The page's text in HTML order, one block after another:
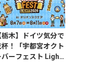
栃木】ドイツ気分で
杯！「宇都宮オクト
バーフェスト Light